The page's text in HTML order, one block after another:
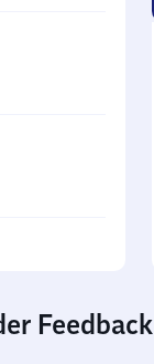
Feedback